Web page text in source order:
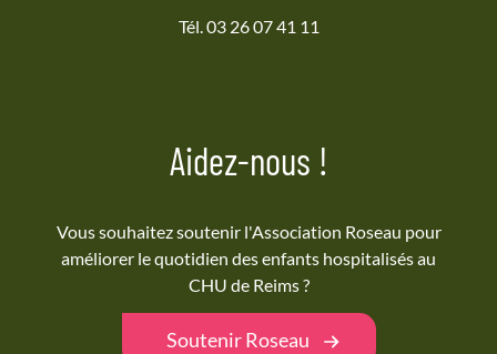
Tél. 03 26 07 41 11
Aidez-nous !
Vous souhaitez soutenir l'Association Roseau pour
améliorer le quotidien des enfants hospitalisés au
CHU de Reims ?
Soutenir Roseau